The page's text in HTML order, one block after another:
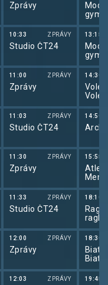
Zprávy
10:33 ZPRÁVY
Studio ČT24
11:00 ZPRÁVY
Zprávy
11:03 ZPRÁVY
Studio ČT24
11:30 ZPRÁVY
Zprávy
11:33 ZPRÁVY
Studio ČT24
12:00 ZPRÁVY
Zprávy
12:03 ZPRÁVY
ME v
2026
13:15
ME v
2026
14:30
14:50
15:55
18:10
ragby
18:30
roku
19:45